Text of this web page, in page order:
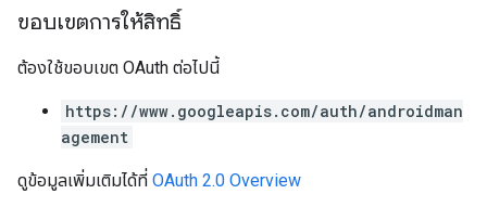
ขอบเขตการให้สิทธิ์
ต้องใช้ขอบเขต OAuth ต่อไปนี้
https://www.googleapis.com/auth/androidman
agement
ดูข้อมูลเพิ่มเติมได้ที่ OAuth 2.0 Overview